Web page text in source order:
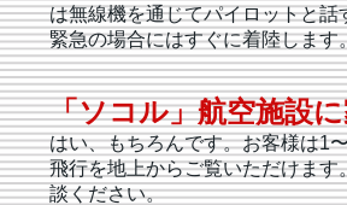
は無線機を通じてパイロットと
緊急の場合にはすぐに着陸します
「ソコル」航空施設
はい、もちろんです。お客様は1
飛行を地上からご覧いただけま
談ください。